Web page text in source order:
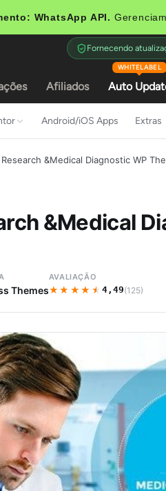
WhatsApp API.
Afiliados Auto
WHITELABEL
Fornecendo
Android/iOS Apps Extras
&Medical Diagnostic WP
&Medical
Themes
AVALIAÇÃO
★★★★★
★★★★★4,49(125)